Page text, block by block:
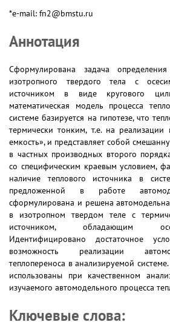
*e-mail: fn2@bmstu.ru
Аннотация
Сформулирована задача
изотропного твердого тела с
источником в виде кругового
математическая модель процесса
системе базируется на гипотезе, что
термически тонким, т.е. на реализации
емкость», и представляет собой
в частных производных второго
со специфическим краевым условием,
наличие теплового источника в
предложенной в работе
сформулирована и решена
в изотропном твердом теле с
источником, обладающим
Идентифицировано достаточное
возможность реализации
теплопереноса в анализируемой
использованы при качественном
изучаемого автомодельного процесса
Ключевые слова: